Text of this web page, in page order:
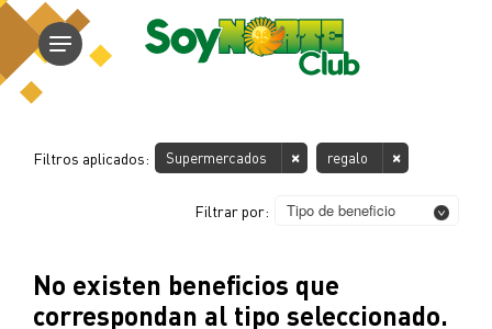
Filtros aplicados: Supermercados regalo
Filtrar por: Tipo de beneficio
No existen beneficios que
correspondan al tipo seleccionado.